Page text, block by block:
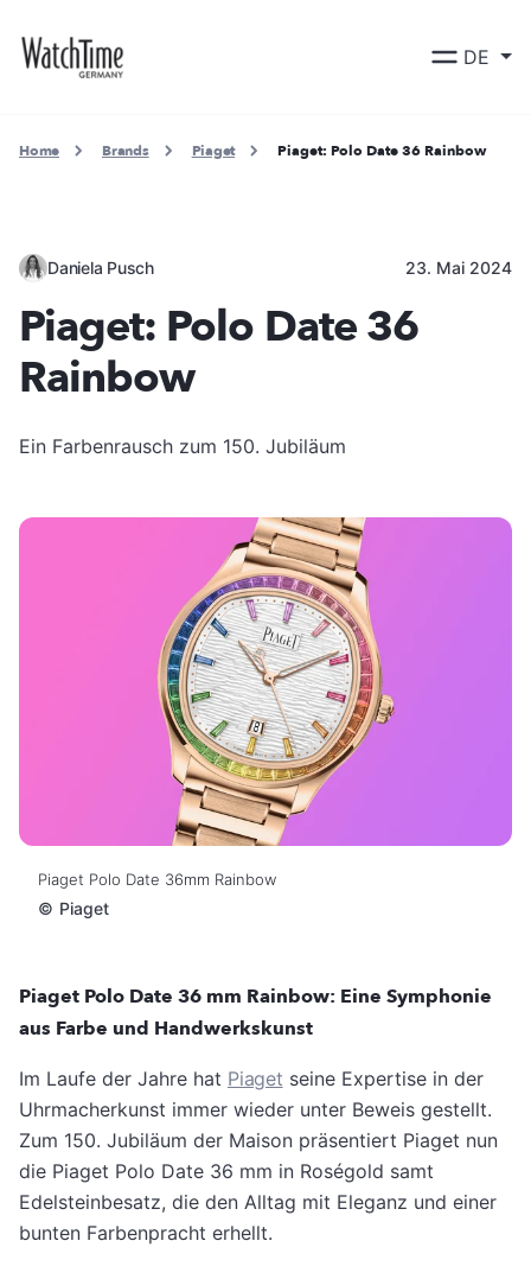
DE
Home Brands Piaget Piaget: Polo Date 36 Rainbow
Daniela Pusch 23. Mai 2024
Piaget: Polo Date 36
Rainbow
Ein Farbenrausch zum 150. Jubiläum
Piaget Polo Date 36mm Rainbow
© Piaget
Piaget Polo Date 36 mm Rainbow: Eine Symphonie
aus Farbe und Handwerkskunst
Im Laufe der Jahre hat Piaget seine Expertise in der
Uhrmacherkunst immer wieder unter Beweis gestellt.
Zum 150. Jubiläum der Maison präsentiert Piaget nun
die Piaget Polo Date 36 mm in Roségold samt
Edelsteinbesatz, die den Alltag mit Eleganz und einer
bunten Farbenpracht erhellt.